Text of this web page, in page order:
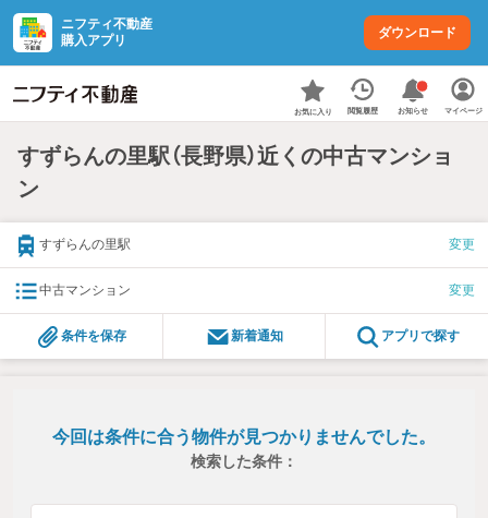
ニフティ不動産
購入アプリ
ダウンロード
お気に入り 閲覧履歴 お知らせ マイページ
すずらんの里駅（長野県）近くの中古マンショ
ン
すずらんの里駅 変更
中古マンション 変更
条件を保存 新着通知 アプリで探す
今回は条件に合う物件が見つかりませんでした。
検索した条件：